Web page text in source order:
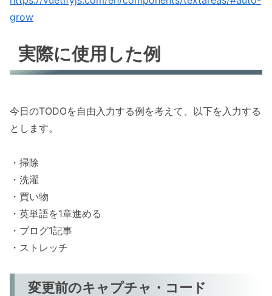
grow
実際に使用した例
今日のTODOを自由入力する例を考えて、以下を入力する
とします。
・掃除
・洗濯
・買い物
・英単語を1章進める
・ブログ1記事
・ストレッチ
変更前のキャプチャ・コード